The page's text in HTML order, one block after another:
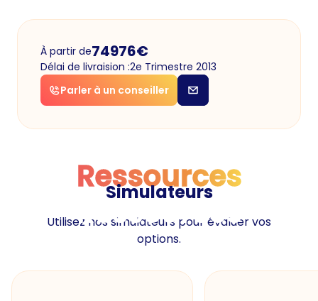
À partir de74976€
Délai de livraision :2e Trimestre 2013
Parler à un conseiller
Ressources
Ressources
Simulateurs
Utilisez nos simulateurs pour évaluer vos
options.